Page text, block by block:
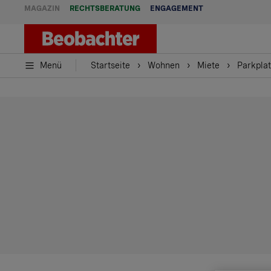
MAGAZIN RECHTSBERATUNG ENGAGEMENT
Menü Startseite Wohnen Miete